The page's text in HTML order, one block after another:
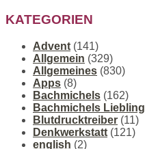
KATEGORIEN
Advent (141)
Allgemein (329)
Allgemeines (830)
Apps (8)
Bachmichels (162)
Bachmichels Liebling
Blutdrucktreiber (11)
Denkwerkstatt (121)
english (2)